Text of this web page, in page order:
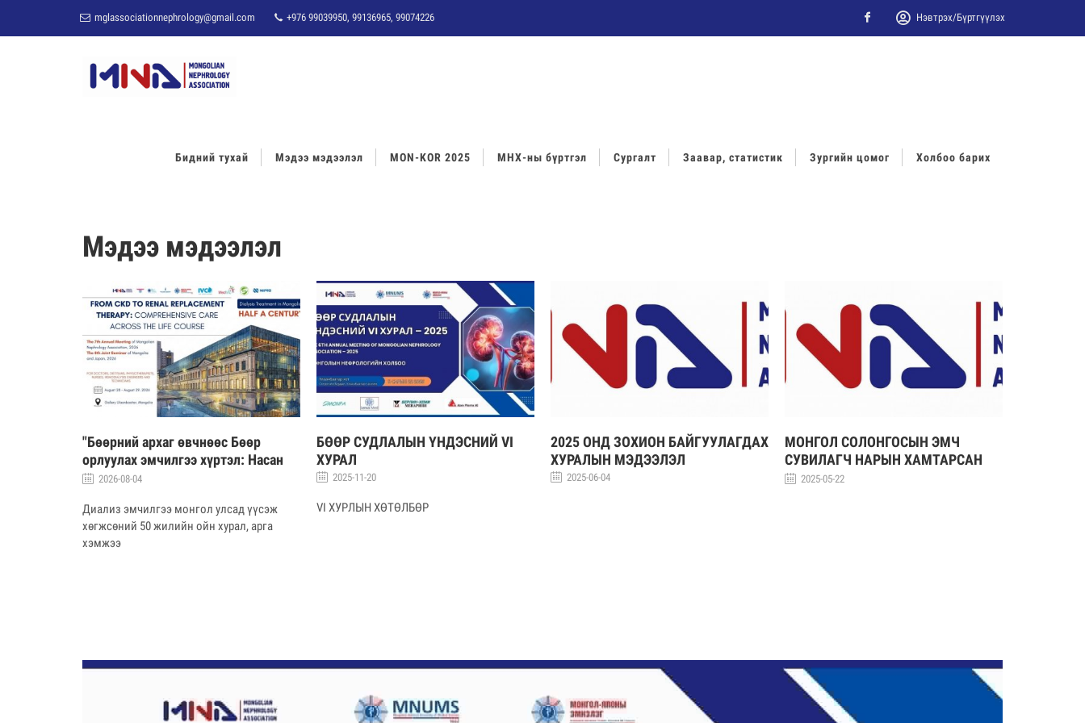
mglassociationnephrology@gmail.com +976 99039950, 99136965, 99074226 Нэвтрэх/Бүртгүүлэх
Бидний тухай Мэдээ мэдээлэл MON-KOR 2025 МНХ-ны бүртгэл Сургалт Заавар, статистик Зургийн цомог Холбоо барих
Мэдээ мэдээлэл
"Бөөрний архаг өвчнөөс Бөөр
орлуулах эмчилгээ хүртэл: Насан
туршид үзүүлэх цогц тусламж
зар
2026-08-04
Диализ эмчилгээ монгол улсад үүсэж
хөгжсөний 50 жилийн ойн хурал, арга
хэмжээ
БӨӨР СУДЛАЛЫН ҮНДЭСНИЙ VI
ХУРАЛ
2025-11-20
VI ХУРЛЫН ХӨТӨЛБӨР
2025 ОНД ЗОХИОН БАЙГУУЛАГДАХ
ХУРАЛЫН МЭДЭЭЛЭЛ
2025-06-04
МОНГОЛ СОЛОНГОСЫН ЭМЧ
СУВИЛАГЧ НАРЫН ХАМТАРСАН
ХУРАЛ 2025
2025-05-22